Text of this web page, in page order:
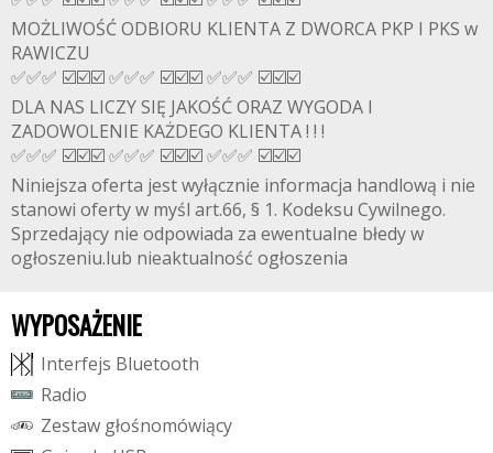
MOŻLIWOŚĆ ODBIORU KLIENTA Z DWORCA PKP I PKS w
RAWICZU
✅✅✅ ☑️☑️☑️ ✅✅✅ ☑️☑️☑️ ✅✅✅ ☑️☑️☑️
DLA NAS LICZY SIĘ JAKOŚĆ ORAZ WYGODA I
ZADOWOLENIE KAŻDEGO KLIENTA ! ! !
✅✅✅ ☑️☑️☑️ ✅✅✅ ☑️☑️☑️ ✅✅✅ ☑️☑️☑️
Niniejsza oferta jest wyłącznie informacja handlową i nie
stanowi oferty w myśl art.66, § 1. Kodeksu Cywilnego.
Sprzedający nie odpowiada za ewentualne błedy w
ogłoszeniu.lub nieaktualność ogłoszenia
WYPOSAŻENIE
Interfejs Bluetooth
Radio
Zestaw głośnomówiący